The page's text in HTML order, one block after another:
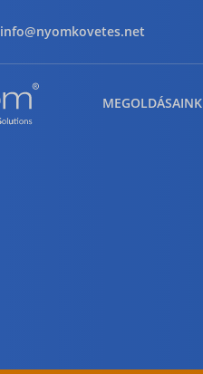
info@nyomkovetes.net
MEGOLDÁSAINK